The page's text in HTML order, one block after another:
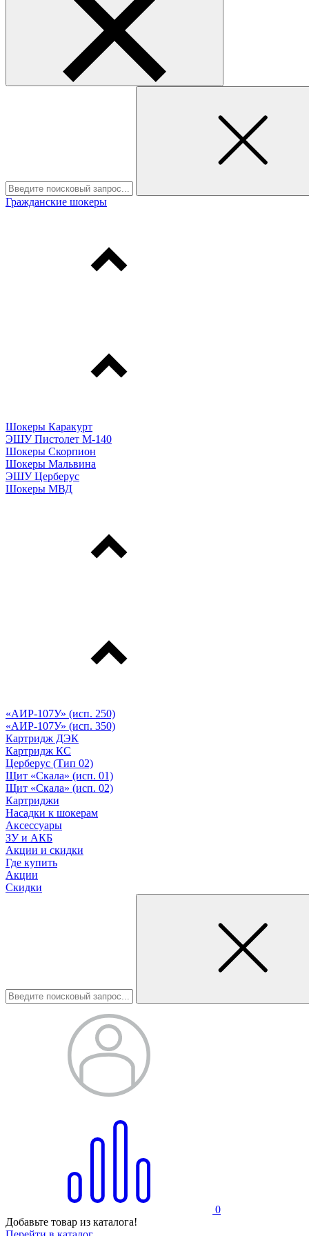
Гражданские шокеры
Шокеры Каракурт
ЭШУ Пистолет М-140
Шокеры Скорпион
Шокеры Мальвина
ЭШУ Церберус
Шокеры МВД
«АИР-107У» (исп. 250)
«АИР-107У» (исп. 350)
Картридж ДЭК
Картридж КС
Церберус (Тип 02)
Щит «Скала» (исп. 01)
Щит «Скала» (исп. 02)
Картриджи
Насадки к шокерам
Аксессуары
ЗУ и АКБ
Акции и скидки
Где купить
Акции
Скидки
0
Добавьте товар из каталога!